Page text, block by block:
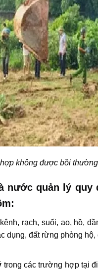
không được bồi
nước quản lý
rạch, suối, ao, hồ,
dụng, đất rừng phòng
trong các trường hợp tại